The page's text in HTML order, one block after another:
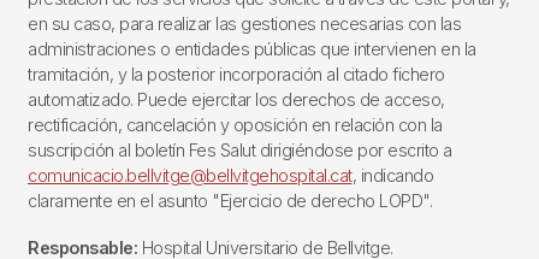
en su caso, para realizar las gestiones necesarias con las
administraciones o entidades públicas que intervienen en la
tramitación, y la posterior incorporación al citado fichero
automatizado. Puede ejercitar los derechos de acceso,
rectificación, cancelación y oposición en relación con la
suscripción al boletín Fes Salut dirigiéndose por escrito a
comunicacio.bellvitge@bellvitgehospital.cat, indicando
claramente en el asunto "Ejercicio de derecho LOPD".
Responsable: Hospital Universitario de Bellvitge.